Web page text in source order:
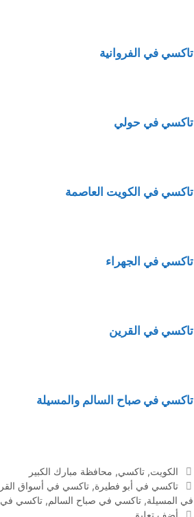
تاكسي في الفروانية
تاكسي في حولي
تاكسي في الكويت العاصمة
تاكسي في الجهراء
تاكسي في القرين
تاكسي في صباح السالم والمسيلة
التصنيفات
الكويت, تاكسي, محافظة مبارك الكبير
الوسوم
تاكسي في أبو فطيرة, تاكسي في أسواق
في المسيلة, تاكسي في صباح السالم, تاكسي
أضف تعليق